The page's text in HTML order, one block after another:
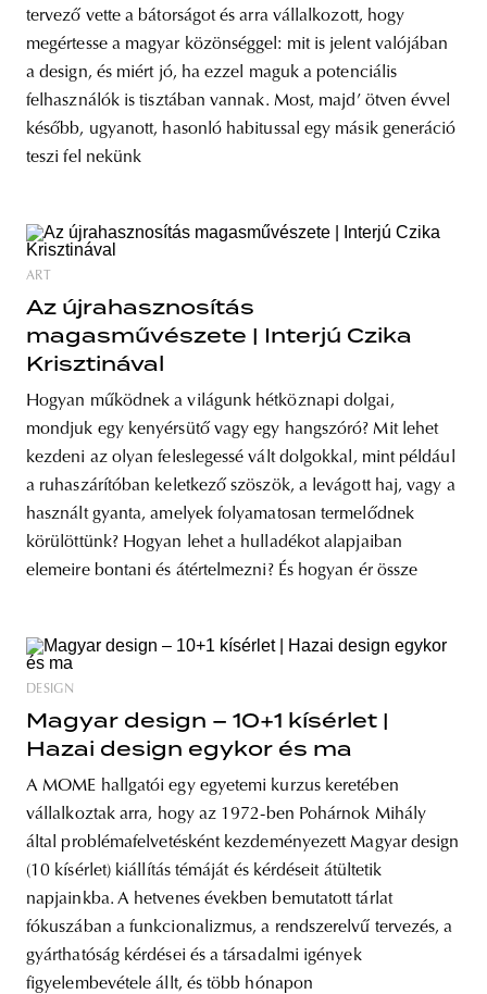
tervező vette a bátorságot és arra vállalkozott, hogy
megértesse a magyar közönséggel: mit is jelent valójában
a design, és miért jó, ha ezzel maguk a potenciális
felhasználók is tisztában vannak. Most, majd’ ötven évvel
később, ugyanott, hasonló habitussal egy másik generáció
teszi fel nekünk
ART
Az újrahasznosítás
magasművészete | Interjú Czika
Krisztinával
Hogyan működnek a világunk hétköznapi dolgai,
mondjuk egy kenyérsütő vagy egy hangszóró? Mit lehet
kezdeni az olyan feleslegessé vált dolgokkal, mint például
a ruhaszárítóban keletkező szöszök, a levágott haj, vagy a
használt gyanta, amelyek folyamatosan termelődnek
körülöttünk? Hogyan lehet a hulladékot alapjaiban
elemeire bontani és átértelmezni? És hogyan ér össze
DESIGN
Magyar design – 10+1 kísérlet |
Hazai design egykor és ma
A MOME hallgatói egy egyetemi kurzus keretében
vállalkoztak arra, hogy az 1972-ben Pohárnok Mihály
által problémafelvetésként kezdeményezett Magyar design
(10 kísérlet) kiállítás témáját és kérdéseit átültetik
napjainkba. A hetvenes években bemutatott tárlat
fókuszában a funkcionalizmus, a rendszerelvű tervezés, a
gyárthatóság kérdései és a társadalmi igények
figyelembevétele állt, és több hónapon